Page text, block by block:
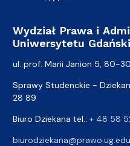
Wydział Prawa i
Uniwersytetu
ul. prof. Marii Janion 5, 80-
Sprawy Studenckie -
28 89
Biuro Dziekana tel.: + 48 58